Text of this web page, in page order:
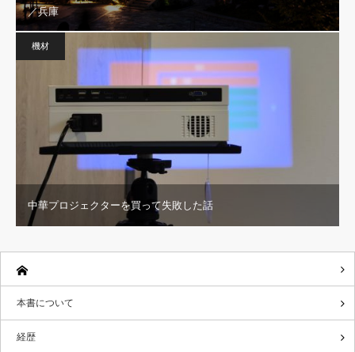
／兵庫
機材
中華プロジェクターを買って失敗した話
本書について
経歴